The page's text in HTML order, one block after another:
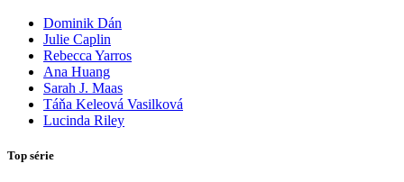
Dominik Dán
Julie Caplin
Rebecca Yarros
Ana Huang
Sarah J. Maas
Táňa Keleová Vasilková
Lucinda Riley
Top série